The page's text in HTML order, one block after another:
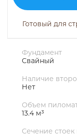
Готовый для
Фундамент
Свайный
Наличие
Нет
Объем
13.4 м³
Сечение стоек